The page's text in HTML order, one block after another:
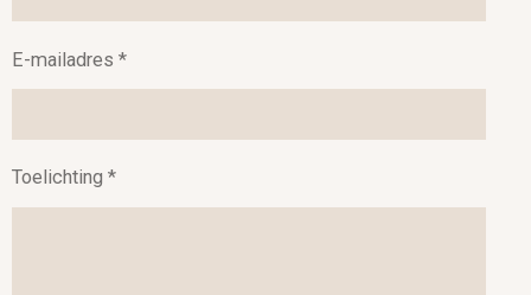
E-mailadres *
Toelichting *